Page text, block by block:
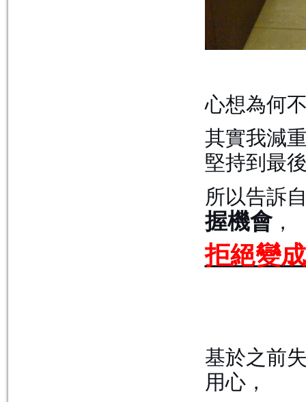
心想為何
其實我減
堅持到最
所以告訴
握機會，
拒絕變
基於之前
用心，